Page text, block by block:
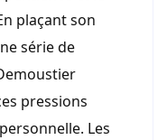
plaçant son
série de
pressions
Les